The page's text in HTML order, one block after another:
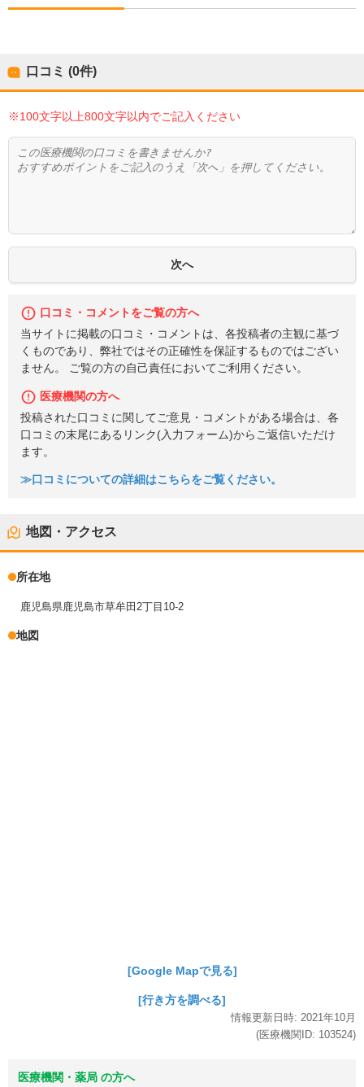
口コミ (0件)
※100文字以上800文字以内でご記入ください
口コミ・コメントをご覧の方へ
当サイトに掲載の口コミ・コメントは、各投稿者の主観に基づ
くものであり、弊社ではその正確性を保証するものではござい
ません。 ご覧の方の自己責任においてご利用ください。
医療機関の方へ
投稿された口コミに関してご意見・コメントがある場合は、各
口コミの末尾にあるリンク(入力フォーム)からご返信いただけ
ます。
≫口コミについての詳細はこちらをご覧ください。
地図・アクセス
所在地
鹿児島県鹿児島市草牟田2丁目10-2
地図
[Google Mapで見る]
[行き方を調べる]
情報更新日時: 2021年10月
(医療機関ID: 103524)
医療機関・薬局 の方へ